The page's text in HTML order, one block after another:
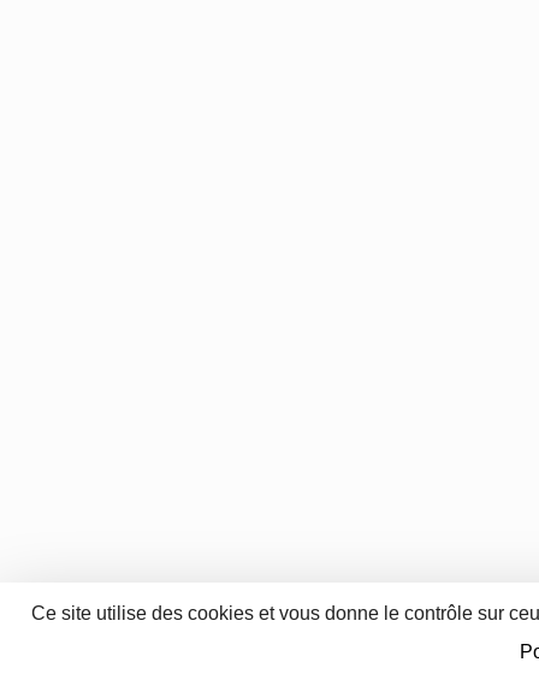
Ce site utilise des cookies et vous donne le contrôle sur